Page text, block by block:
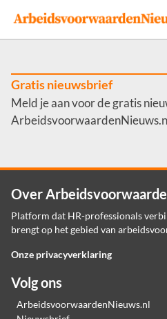
Events
Adverteren
Werkgevers
Contact
Gratis nieuwsbrief
Meld je aan voor de gratis
Over
Platform dat HR-professionals
brengt op het gebied van
Onze privacyverklaring
Volg ons
ArbeidsvoorwaardenNieuws.nl